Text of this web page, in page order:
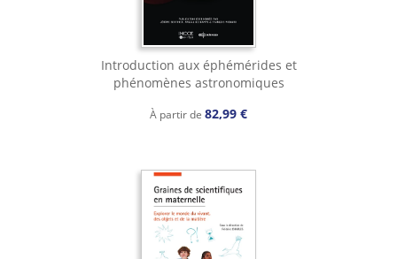
Introduction aux éphémérides et
phénomènes astronomiques
À partir de 82,99 €